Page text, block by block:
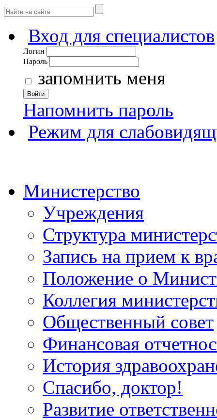
Вход для специалистов
Логин
Пароль
запомнить меня
Войти
Напомнить пароль
Режим для
Министерство
Учреждения
Структура
Запись на прием к
Положение о
Коллегия
Общественный совет
Финансовая
История
Спасибо, доктор!
Развитие